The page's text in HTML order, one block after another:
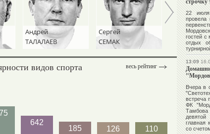
Андрей
ТАЛАЛАЕВ
Сергей
СЕМАК
Станислав
ЧЕРЧЕСОВ
весь рейтинг
видов спорта
642
185 126 110
22 июля
провела
гостей
отдых
13:09
Вчера в
встреча
ФК
главная
со